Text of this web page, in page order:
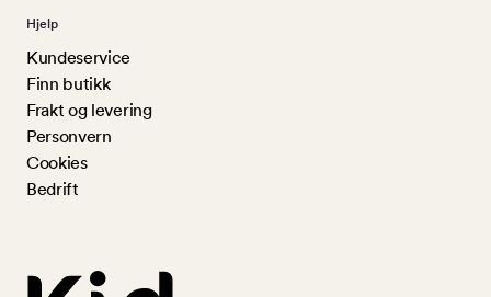
Hjelp
Kundeservice
Finn butikk
Frakt og levering
Personvern
Cookies
Bedrift